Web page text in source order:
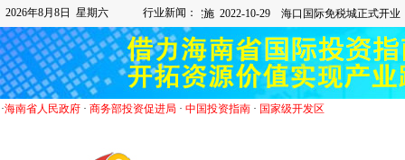
2026年8月8日 星期六 行业新闻：
·海南省人民政府· 商务部投资促进局 · 中国投资指南· 国家级开发区